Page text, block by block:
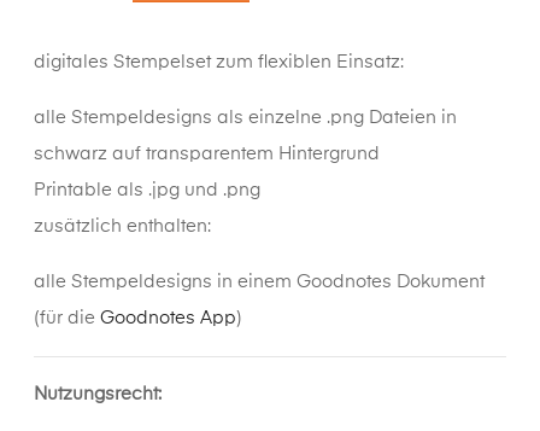
digitales Stempelset zum flexiblen Einsatz:
alle Stempeldesigns als einzelne .png Dateien in
schwarz auf transparentem Hintergrund
Printable als .jpg und .png
zusätzlich enthalten:
alle Stempeldesigns in einem Goodnotes Dokument
(für die Goodnotes App)
Nutzungsrecht: